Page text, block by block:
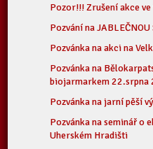
Pozor!!! Zrušení akce
Pozvání na JABLEČNOU
Pozvánka na akci na
Pozvánka na
biojarmarkem 22.srpna
Pozvánka na jarní pěší
Pozvánka na seminář o
Uherském Hradišti